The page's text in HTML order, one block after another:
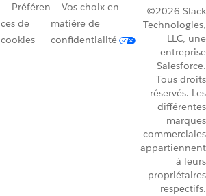
Préféren
ces de
cookies
Vos choix en
matière de
confidentialité
©2026 Slack
Technologies,
LLC, une
entreprise
Salesforce.
Tous droits
réservés. Les
différentes
marques
commerciales
appartiennent
à leurs
propriétaires
respectifs.